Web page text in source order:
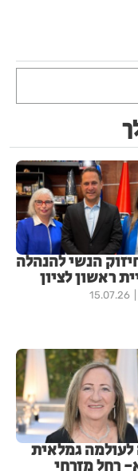
הנשי להנהלה
ראשון לציון
15.07.26
גמלאית